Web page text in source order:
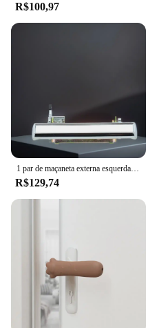
R$100,97
1 par de maçaneta externa esquerda e direita cromada, conjunto de maçaneta externa cromada para camaro caprice impala awen firebird
R$129,74